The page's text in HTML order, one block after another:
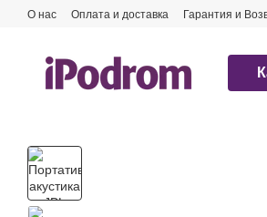
Перейти к основному контенту
О нас Оплата и доставка Гарантия и